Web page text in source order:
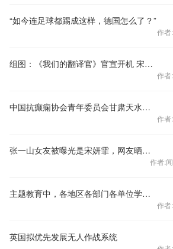
“如今连足球都踢成这样，德国怎么了？”
作
组图：《我们的翻译官》官宣开机 宋茜陈星旭联袂出演
作
中国抗癫痫协会青年委员会甘肃天水站西部行落幕
作
张一山女友被曝光是宋妍霏，网友晒出实锤图，两人光明正大秀同款？
作者:
主题教育中，各地区各部门各单位学思想见行动
作
英国拟优先发展无人作战系统